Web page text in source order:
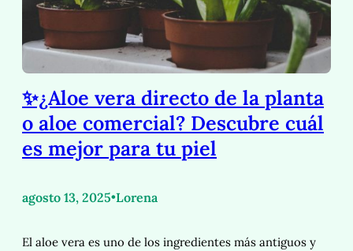
✨¿Aloe vera directo de la planta
o aloe comercial? Descubre cuál
es mejor para tu piel
agosto 13, 2025•Lorena
El aloe vera es uno de los ingredientes más antiguos y